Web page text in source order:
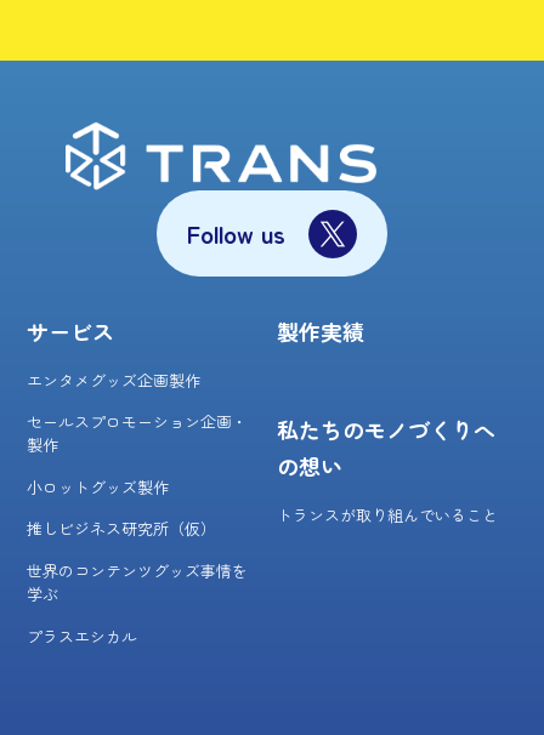
Follow us
サービス
エンタメグッズ企画製作
セールスプロモーション企画・
製作
小ロットグッズ製作
推しビジネス研究所（仮）
世界のコンテンツグッズ事情を
学ぶ
プラスエシカル
製作実績
私たちのモノづくりへ
の想い
トランスが取り組んでいること